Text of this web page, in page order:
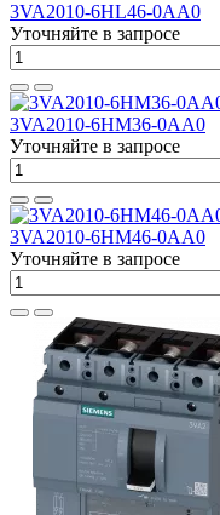
3VA2010-6HL46-0AA0
Уточняйте в запросе
3VA2010-6HM36-0AA0
Уточняйте в запросе
3VA2010-6HM46-0AA0
Уточняйте в запросе